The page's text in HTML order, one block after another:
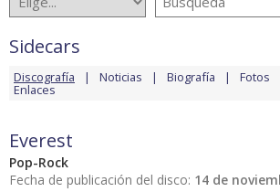
Sidecars
Discografía Noticias Biografía Fotos
Enlaces
Everest
Pop-Rock
Fecha de publicación del disco: 14 de